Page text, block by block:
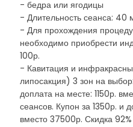
- бедра или ягодицы
- Длительность сеанса: 40
- Для прохождения
необходимо приобрести
100р.
- Кавитация и
липосакция) 3 зон на
доплата на месте: 1150р.
сеансов. Купон за 1350р. и
вместо 37500р. Скидка